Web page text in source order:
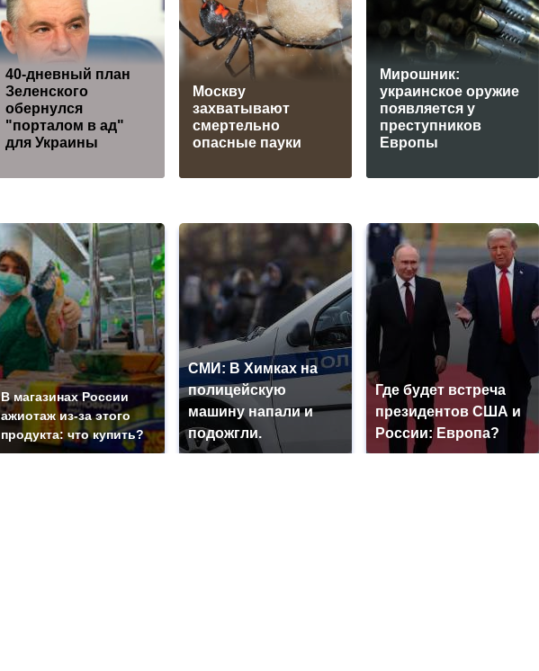
40-дневный план
Зеленского
обернулся
"порталом в ад"
для Украины
Москву
захватывают
смертельно
опасные пауки
Мирошник:
украинское оружие
появляется у
преступников
Европы
В магазинах России
ажиотаж из-за этого
продукта: что купить?
СМИ: В Химках на
полицейскую
машину напали и
подожгли.
Где будет встреча
президентов США и
России: Европа?